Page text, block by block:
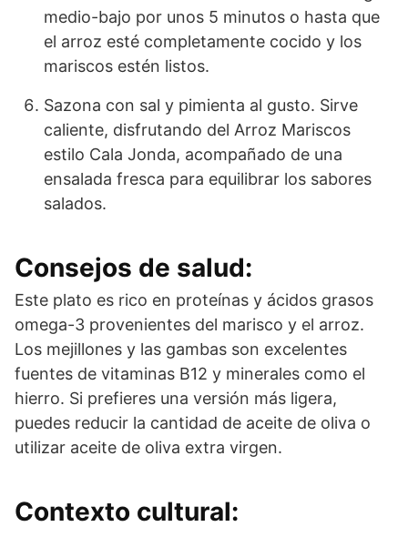
medio-bajo por unos 5 minutos o hasta que
el arroz esté completamente cocido y los
mariscos estén listos.
Sazona con sal y pimienta al gusto. Sirve
caliente, disfrutando del Arroz Mariscos
estilo Cala Jonda, acompañado de una
ensalada fresca para equilibrar los sabores
salados.
Consejos de salud:
Este plato es rico en proteínas y ácidos grasos
omega-3 provenientes del marisco y el arroz.
Los mejillones y las gambas son excelentes
fuentes de vitaminas B12 y minerales como el
hierro. Si prefieres una versión más ligera,
puedes reducir la cantidad de aceite de oliva o
utilizar aceite de oliva extra virgen.
Contexto cultural: